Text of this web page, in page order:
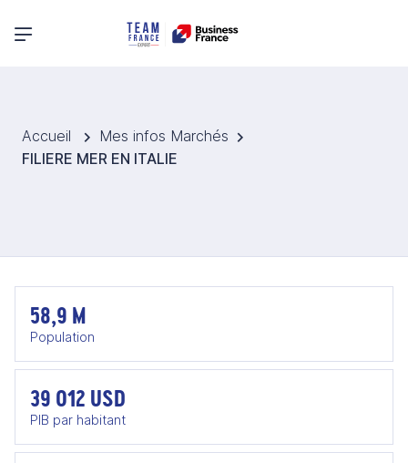
Menu principal
Accueil
Mes infos Marchés
FILIERE MER EN ITALIE
58,9 M
Population
39 012 USD
PIB par habitant